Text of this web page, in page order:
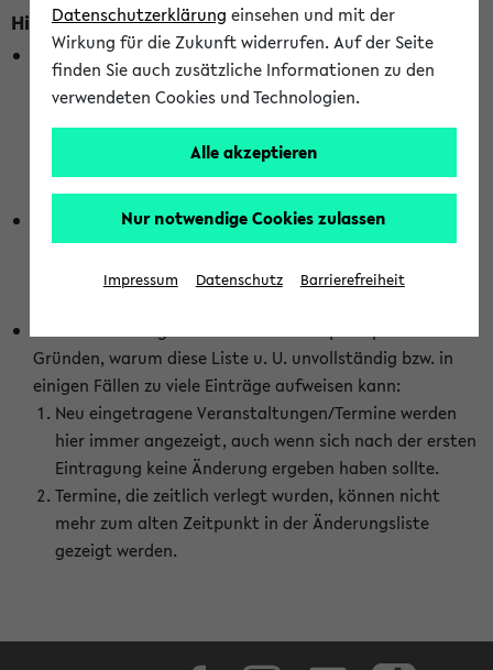
Hinweise zur Liste der Raumänderungen
In dieser Liste werden nur Veranstaltungstermine
berücksichtigt, die gerade oder innerhalb der nächsten 2
Stunden stattfinden. Berücksichtigt werden nur Termine,
wurden. Die Anzeige ist semesterübergreifend und nicht
abhängig vom im eKVV gewählten Semester.
Die hier gezeigte Liste von Raumänderungen kann nur
vollständig sein, wenn den Fakultäten von den Lehrenden
die Änderungen zeitnah mitgeteilt und diese Änderungen
Gründen, warum diese Liste u. U. unvollständig bzw. in
einigen Fällen zu viele Einträge aufweisen kann:
Neu eingetragene Veranstaltungen/Termine werden
hier immer angezeigt, auch wenn sich nach der ersten
Eintragung keine Änderung ergeben haben sollte.
Termine, die zeitlich verlegt wurden, können nicht
mehr zum alten Zeitpunkt in der Änderungsliste
gezeigt werden.
Datenschutzerklärung einsehen und mit der
Wirkung für die Zukunft widerrufen. Auf der Seite
finden Sie auch zusätzliche Informationen zu den
verwendeten Cookies und Technologien.
Alle akzeptieren
Nur notwendige Cookies zulassen
Impressum Datenschutz Barrierefreiheit